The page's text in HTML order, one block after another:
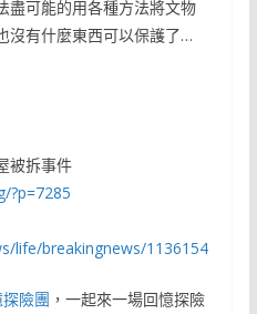
盡可能的用各種方法將文物
沒有什麼東西可以保護了…
被拆事件
?p=7285
life/breakingnews/1136154
險團 ，一起來一場回憶探險